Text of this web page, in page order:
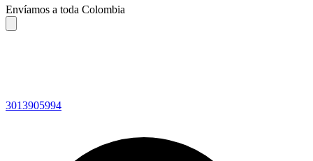
Envíamos a toda Colombia
3013905994